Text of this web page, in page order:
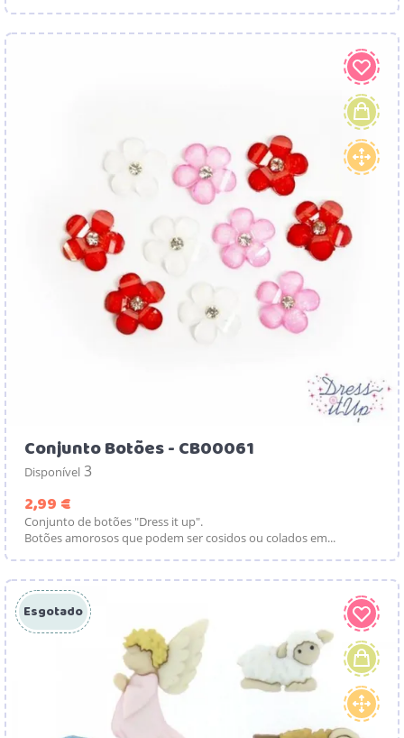
Conjunto Botões - CB00061
Disponível 3
2,99 €
Conjunto de botões "Dress it up".
Botões amorosos que podem ser cosidos ou colados em...
Esgotado